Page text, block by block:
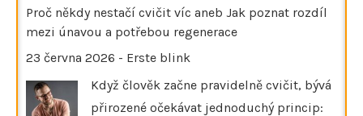
Proč někdy nestačí cvičit víc aneb Jak poznat rozdíl
mezi únavou a potřebou regenerace
23 června 2026 - Erste blink
Když člověk začne pravidelně cvičit, bývá
přirozené očekávat jednoduchý princip: